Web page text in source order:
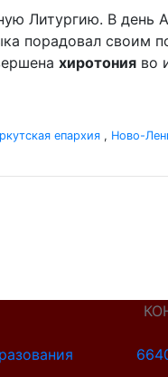
Литургию. В день
порадовал своим
хиротония во
епархия , Ново-